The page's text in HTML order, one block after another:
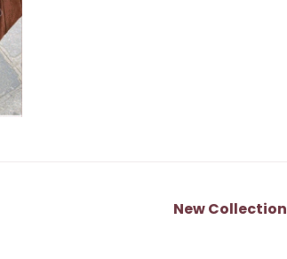
New Collection